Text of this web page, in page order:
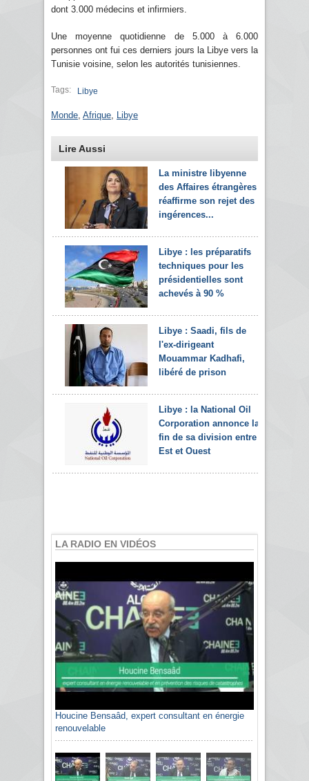
dont 3.000 médecins et infirmiers.
Une moyenne quotidienne de 5.000 à 6.000
personnes ont fui ces derniers jours la Libye vers la
Tunisie voisine, selon les autorités tunisiennes.
Tags: Libye
Monde Afrique Libye
Lire Aussi
La ministre libyenne
des Affaires étrangères
réaffirme son rejet des
ingérences...
Libye : les préparatifs
techniques pour les
présidentielles sont
achevés à 90 %
Libye : Saadi, fils de
l'ex-dirigeant
Mouammar Kadhafi,
libéré de prison
Libye : la National Oil
Corporation annonce la
fin de sa division entre
Est et Ouest
LA RADIO EN VIDÉOS
Houcine Bensaâd, expert consultant en énergie
renouvelable
Sami Agli, président de la Confédération
algérienne du patronat citoyen CAPC